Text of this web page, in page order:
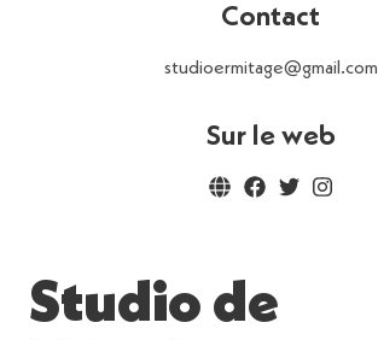
Contact
studioermitage@gmail.com
Sur le web
Studio de